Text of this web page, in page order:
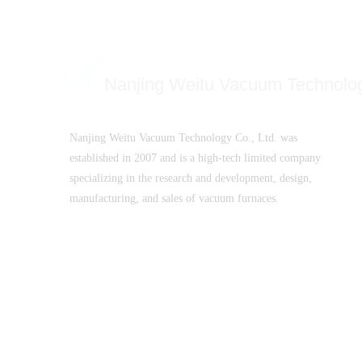
Nanjing Weitu Vacuum Technology Co., Ltd. was
established in 2007 and is a high-tech limited company
specializing in the research and development, design,
manufacturing, and sales of vacuum furnaces.